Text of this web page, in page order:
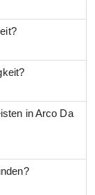
in Arco Da